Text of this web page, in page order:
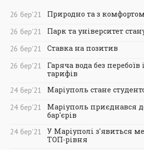
26 бер'21
Природно та з комфортом
26 бер'21
Парк та університет
26 бер'21
Ставка на позитив
26 бер'21
Гаряча вода без перебоїв
тарифів
24 бер'21
Маріуполь стане
24 бер'21
Маріуполь приєднався
бар'єрів
24 бер'21
У Маріуполі з'явиться
ТОП-рівня